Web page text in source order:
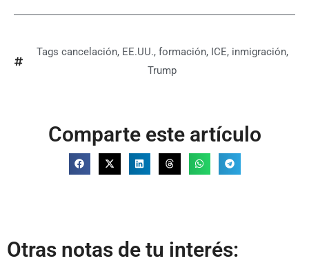
Tags cancelación, EE.UU., formación, ICE, inmigración,
Trump
Comparte este artículo
Otras notas de tu interés: